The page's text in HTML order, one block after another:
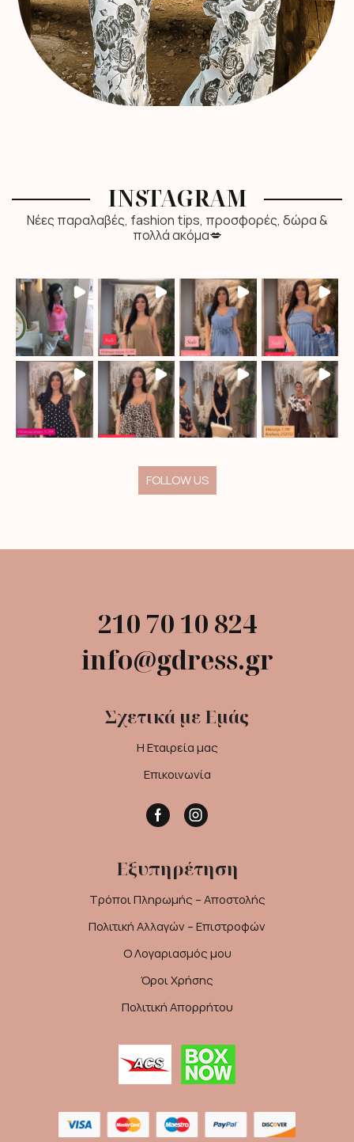
INSTAGRAM
Νέες παραλαβές, fashion tips, προσφορές, δώρα &
πολλά ακόμα💋
FOLLOW US
210 70 10 824
info@gdress.gr
Σχετικά με Εμάς
Η Εταιρεία μας
Επικοινωνία
FacebookInstagram
Εξυπηρέτηση
Τρόποι Πληρωμής – Αποστολής
Πολιτική Αλλαγών – Επιστροφών
Ο Λογαριασμός μου
Όροι Χρήσης
Πολιτική Απορρήτου